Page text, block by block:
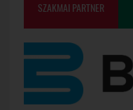
SZAKMAI PARTNER